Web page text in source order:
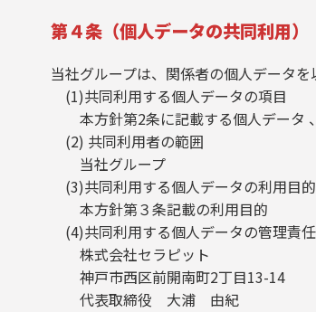
第４条（個人データの共同利用）
当社グループは、関係者の個人データ
(1)共同利用する個人データの項目
本方針第2条に記載する個人データ
(2) 共同利用者の範囲
当社グループ
(3)共同利用する個人データの利用目的
本方針第３条記載の利用目的
(4)共同利用する個人データの管理責
株式会社セラピット
神戸市西区前開南町2丁目13-14
代表取締役 大浦 由紀